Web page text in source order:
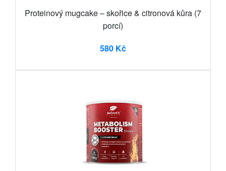
Proteinový mugcake – skořice & citronová kůra (7
porcí)
580 Kč